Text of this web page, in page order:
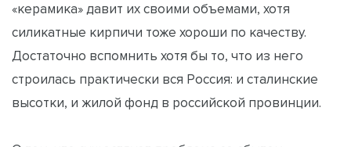
«керамика» давит их своими объемами, хотя
силикатные кирпичи тоже хороши по качеству.
Достаточно вспомнить хотя бы то, что из него
строилась практически вся Россия: и сталинские
высотки, и жилой фонд в российской провинции.